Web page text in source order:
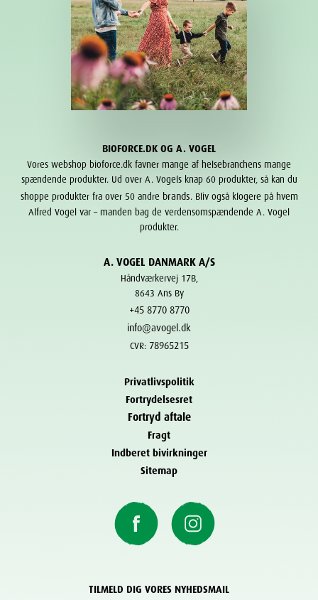
BIOFORCE.DK OG A. VOGEL
Vores webshop bioforce.dk favner mange af helsebranchens mange
spændende produkter. Ud over A. Vogels knap 60 produkter, så kan du
shoppe produkter fra over 50 andre brands . Bliv også klogere på hvem
Alfred Vogel var – manden bag de verdensomspændende A. Vogel
produkter.
A. VOGEL DANMARK A/S
Håndværkervej 17B,
8643 Ans By
+45 8770 8770
info@avogel.dk
CVR: 78965215
Privatlivspolitik
Fortrydelsesret
Fortryd aftale
Fragt
Indberet bivirkninger
Sitemap
TILMELD DIG VORES NYHEDSMAIL